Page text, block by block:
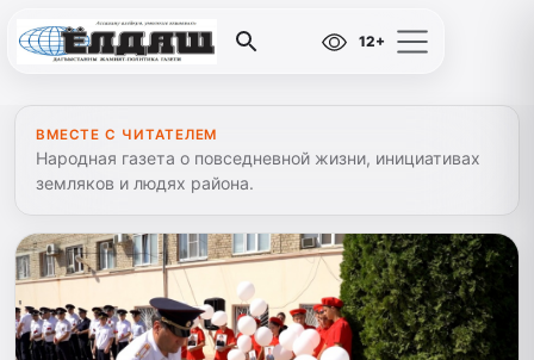
12+
ВМЕСТЕ С ЧИТАТЕЛЕМ
Народная газета о повседневной жизни, инициативах
земляков и людях района.